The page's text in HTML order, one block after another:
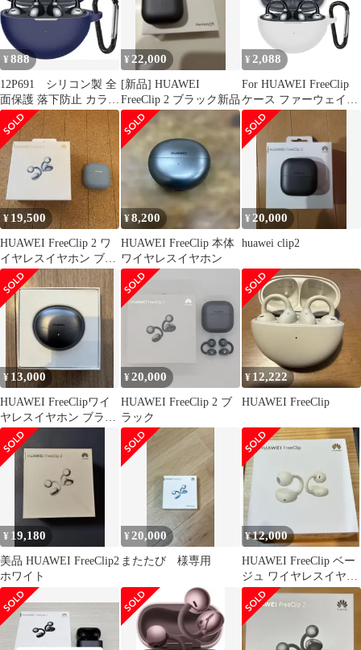
¥888
12P691 シリコン製 全
面保護 落下防止 カラビ
ナ付き(ブルー)
¥ 22,000
[新品] HUAWEI
FreeClip 2 ブラック新品
¥ 2,088
For HUAWEI FreeClip
ケース ファーウェイ
FreeClip 保護ケース 柔
らかい シリコン製 落下
防止 キズ防止 耐衝撃
防塵 軽量 装着充電可能
カラビナ付き 紛失防止
(ホワイト)
¥ 19,500
HUAWEI FreeClip 2 ワ
イヤレスイヤホン ブル
ー 中古美品
¥8,200
HUAWEI FreeClip 本体
ワイヤレスイヤホン
¥ 20,000
huawei clip2
¥ 13,000
HUAWEI FreeClipワイ
ヤレスイヤホン ブラッ
ク(保護ケース付き)
¥20,000
HUAWEI FreeClip 2 ブ
ラック
¥ 12,222
HUAWEI FreeClip
¥ 19,180
美品 HUAWEI FreeClip2
ホワイト
¥20,000
またたび 様専用
¥12,000
HUAWEI FreeClip ベー
ジュ ワイヤレスイヤホ
ン イヤーカフ型